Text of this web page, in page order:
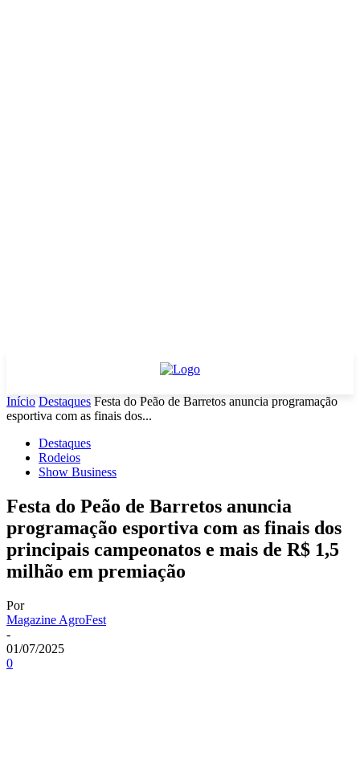
Início Destaques Festa do Peão de Barretos anuncia programação
esportiva com as finais dos...
Destaques
Rodeios
Show Business
Festa do Peão de Barretos anuncia
programação esportiva com as finais dos
principais campeonatos e mais de R$ 1,5
milhão em premiação
Por
Magazine AgroFest
-
01/07/2025
0